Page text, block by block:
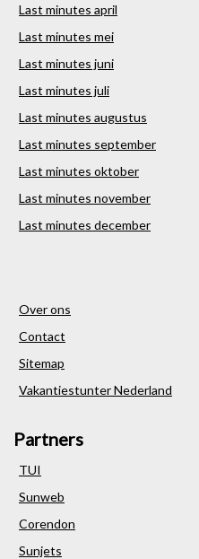
Last minutes april
Last minutes mei
Last minutes juni
Last minutes juli
Last minutes augustus
Last minutes september
Last minutes oktober
Last minutes november
Last minutes december
Over ons
Contact
Sitemap
Vakantiestunter Nederland
Partners
TUI
Sunweb
Corendon
Sunjets